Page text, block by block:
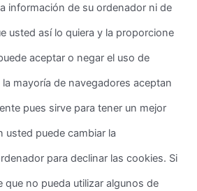
información de su ordenador ni de
usted así lo quiera y la proporcione
aceptar o negar el uso de
mayoría de navegadores aceptan
pues sirve para tener un mejor
usted puede cambiar la
para declinar las cookies. Si
que no pueda utilizar algunos de